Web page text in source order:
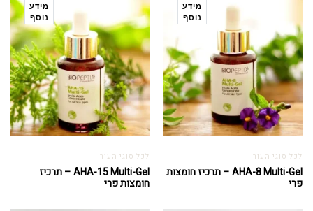
מידע
נוסף
לכל סוגי העור
AHA-8 Multi-Gel – תרכיז חומצות
פרי
מידע
נוסף
לכל סוגי העור
AHA-15 Multi-Gel – תרכיז
חומצות פרי